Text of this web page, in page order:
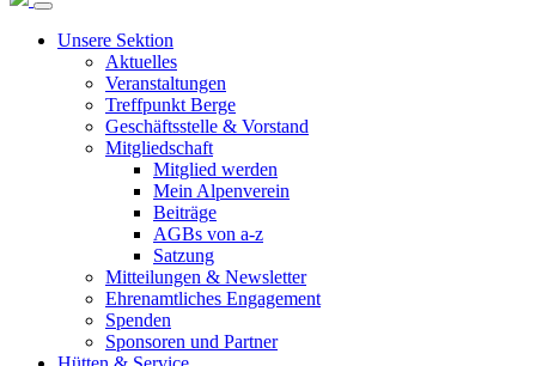
Unsere Sektion
Aktuelles
Veranstaltungen
Treffpunkt Berge
Geschäftsstelle & Vorstand
Mitgliedschaft
Mitglied werden
Mein Alpenverein
Beiträge
AGBs von a-z
Satzung
Mitteilungen & Newsletter
Ehrenamtliches Engagement
Spenden
Sponsoren und Partner